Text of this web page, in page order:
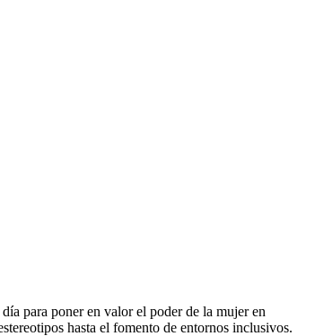
para poner en valor el poder de la mujer en
hasta el fomento de entornos inclusivos.